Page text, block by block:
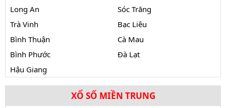
Long An
Sóc Trăng
Trà Vinh
Bạc Liêu
Bình Thuận
Cà Mau
Bình Phước
Đà Lạt
Hậu Giang
XỔ SỐ MIỀN TRUNG